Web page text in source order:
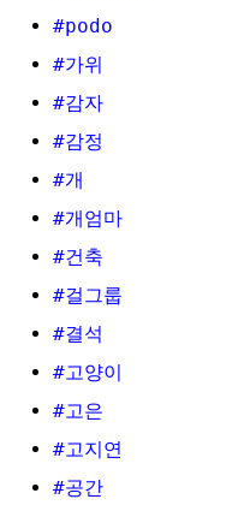
#podo
#가위
#감자
#감정
#개
#개엄마
#건축
#걸그룹
#결석
#고양이
#고은
#고지연
#공간